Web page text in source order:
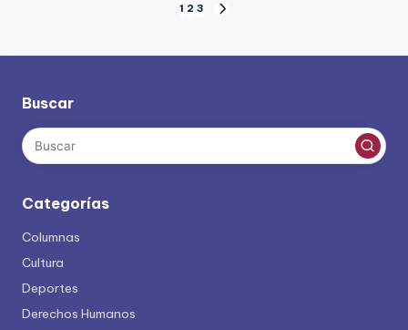
de
1 2 3
Buscar
Categorías
Columnas
Cultura
Deportes
Derechos Humanos